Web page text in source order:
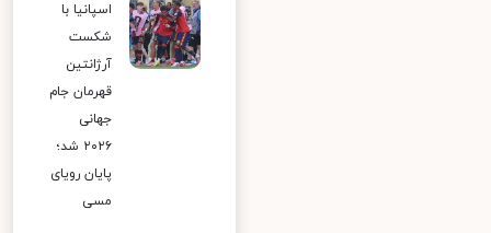
اسپانیا با
شکست
آرژانتین
قهرمان جام
جهانی
۲۰۲۶ شد؛
پایان رویای
مسی